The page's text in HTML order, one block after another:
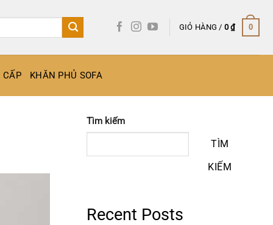
GIỎ HÀNG / 0₫ 0
CẤP KHĂN PHỦ SOFA
Tìm kiếm
TÌM
KIẾM
Recent Posts